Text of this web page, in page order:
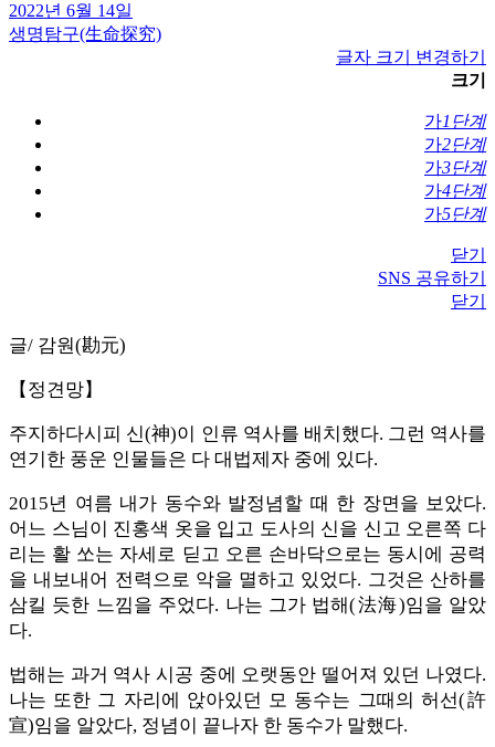
2022년 6월 14일
생명탐구(生命探究)
글자 크기 변경하기
크기
가1단계
가2단계
가3단계
가4단계
가5단계
닫기
SNS 공유하기
닫기
글/ 감원(勘元)
【정견망】
주지하다시피 신(神)이 인류 역사를 배치했다. 그런 역사를
연기한 풍운 인물들은 다 대법제자 중에 있다.
2015년 여름 내가 동수와 발정념할 때 한 장면을 보았다.
어느 스님이 진홍색 옷을 입고 도사의 신을 신고 오른쪽 다
리는 활 쏘는 자세로 딛고 오른 손바닥으로는 동시에 공력
을 내보내어 전력으로 악을 멸하고 있었다. 그것은 산하를
삼킬 듯한 느낌을 주었다. 나는 그가 법해(法海)임을 알았
다.
법해는 과거 역사 시공 중에 오랫동안 떨어져 있던 나였다.
나는 또한 그 자리에 앉아있던 모 동수는 그때의 허선(許
宣)임을 알았다, 정념이 끝나자 한 동수가 말했다.